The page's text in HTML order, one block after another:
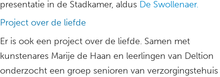
presentatie in de Stadkamer, aldus De Swollenaer.
Project over de liefde
Er is ook een project over de liefde. Samen met
kunstenares Marije de Haan en leerlingen van Deltion
onderzocht een groep senioren van verzorgingstehuis